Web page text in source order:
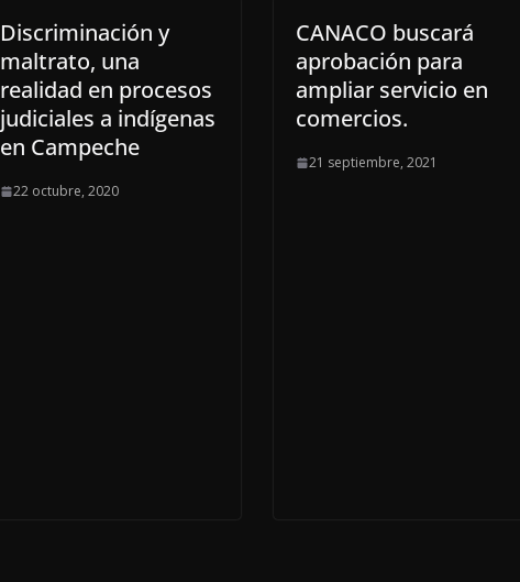
Discriminación y
maltrato, una
realidad en procesos
judiciales a indígenas
en Campeche
22 octubre, 2020
CANACO buscará
aprobación para
ampliar servicio en
comercios.
21 septiembre, 2021